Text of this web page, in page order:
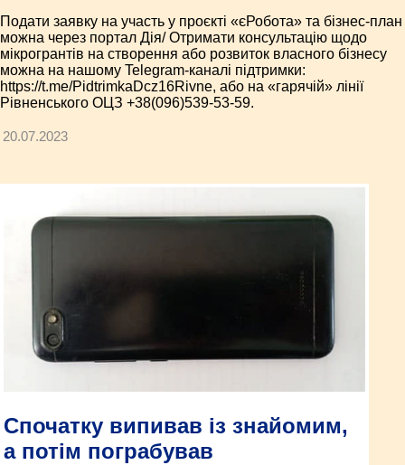
Подати заявку на участь у проєкті «єРобота» та бізнес-план
можна через портал Дія/ Отримати консультацію щодо
мікро­гран­тів на створення або розвиток власного бізнесу
можна на нашому Telegram-каналі підтримки:
https://t.me/PidtrimkaDcz16Rivne, або на «гарячій» лінії
Рівненського ОЦЗ +38(096)539-53-59.
20.07.2023
Спочатку випивав із знайомим,
а потім пограбував